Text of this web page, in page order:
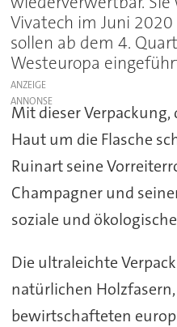
Vivatech im Juni
sollen ab dem 4.
Westeuropa
ANZEIGE
Mit dieser
Haut um die Flasche
Ruinart seine
Champagner und
soziale und
Die ultraleichte
natürlichen
bewirtschafteten